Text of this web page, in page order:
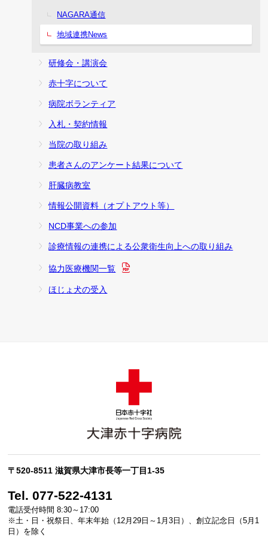
NAGARA通信
地域連携News
研修会・講演会
赤十字について
病院ボランティア
入札・契約情報
当院の取り組み
患者さんのアンケート結果について
肝臓病教室
情報公開資料（オプトアウト等）
NCD事業への参加
診療情報の連携による公衆衛生向上への取り組み
協力医療機関一覧
ほじょ犬の受入
〒520-8511 滋賀県大津市長等一丁目1-35
Tel. 077-522-4131
電話受付時間 8:30～17:00
※土・日・祝祭日、年末年始（12月29日～1月3日）、創立記念日（5月1
日）を除く